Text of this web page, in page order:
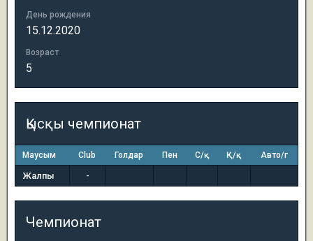
День рождения
15.12.2020
Возраст
5
Қысқы чемпионат
Маусым Club Голдар Пен С/қ Қ/қ Авто/г
Жалпы -
Чемпионат